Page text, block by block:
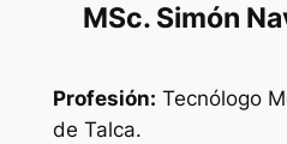
MSc. Simón
Profesión: Tecnólogo
de Talca.